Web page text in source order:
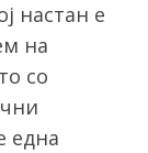
настан е
на
со
една